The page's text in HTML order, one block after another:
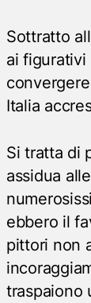
Sottratto
ai figurativi
Italia
Si tratta di
assidua
ebbero il
pittori non
traspaiono